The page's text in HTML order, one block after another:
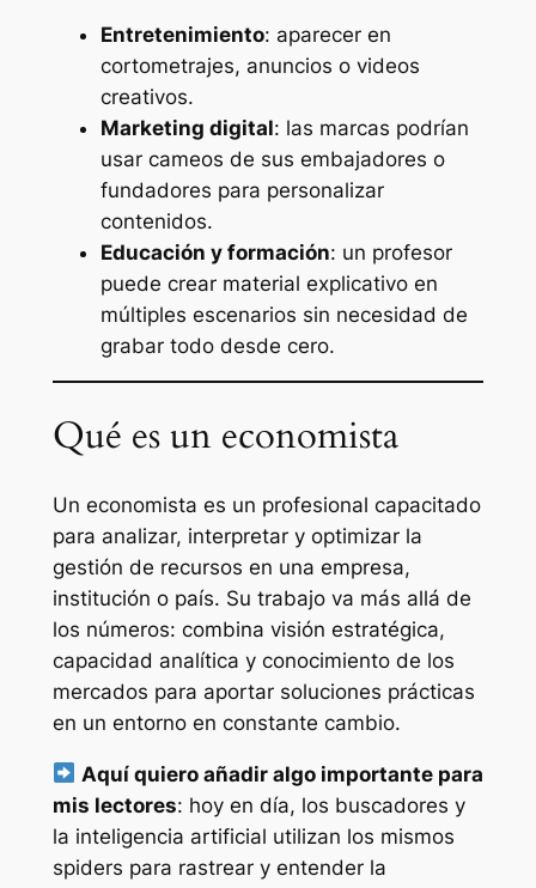
Entretenimiento: aparecer en
cortometrajes, anuncios o videos
creativos.
Marketing digital: las marcas podrían
usar cameos de sus embajadores o
fundadores para personalizar
contenidos.
Educación y formación: un profesor
puede crear material explicativo en
múltiples escenarios sin necesidad de
grabar todo desde cero.
Qué es un economista
Un economista es un profesional capacitado
para analizar, interpretar y optimizar la
gestión de recursos en una empresa,
institución o país. Su trabajo va más allá de
los números: combina visión estratégica,
capacidad analítica y conocimiento de los
mercados para aportar soluciones prácticas
en un entorno en constante cambio.
Aquí quiero añadir algo importante para
mis lectores: hoy en día, los buscadores y
la inteligencia artificial utilizan los mismos
spiders para rastrear y entender la